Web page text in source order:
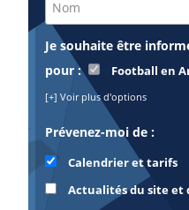
Je souhaite être
pour :
Football en
[+] Voir plus d'options
Prévenez-moi de :
Calendrier et tarifs
Actualités du site et